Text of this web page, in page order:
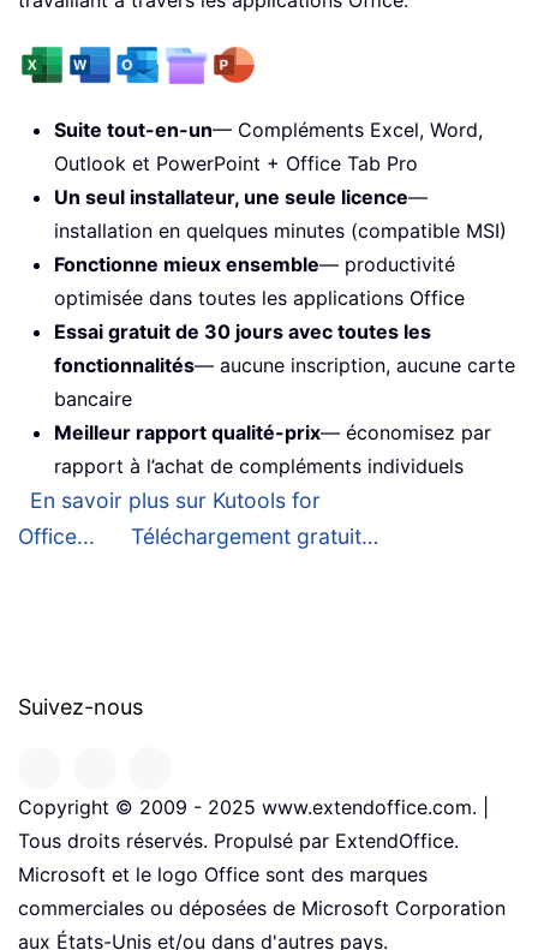
Suite tout-en-un— Compléments Excel, Word,
Outlook et PowerPoint + Office Tab Pro
Un seul installateur, une seule licence—
installation en quelques minutes (compatible MSI)
Fonctionne mieux ensemble— productivité
optimisée dans toutes les applications Office
Essai gratuit de 30 jours avec toutes les
fonctionnalités— aucune inscription, aucune carte
bancaire
Meilleur rapport qualité-prix— économisez par
rapport à l’achat de compléments individuels
En savoir plus sur Kutools for
Office...
Téléchargement gratuit…
Suivez-nous
Copyright © 2009 - 2025 www.extendoffice.com. |
Tous droits réservés. Propulsé par ExtendOffice.
Microsoft et le logo Office sont des marques
commerciales ou déposées de Microsoft Corporation
aux États-Unis et/ou dans d'autres pays.